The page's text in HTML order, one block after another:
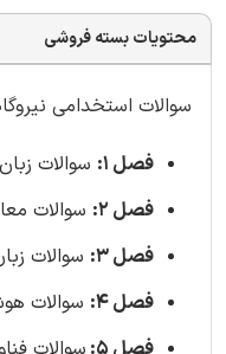
محتویات بسته فروشی
سوالات استخدامی
فصل 1:
سوالات زبان
فصل 2:
سوالات معارف
فصل 3:
سوالات زبان
فصل 4:
سوالات هوش